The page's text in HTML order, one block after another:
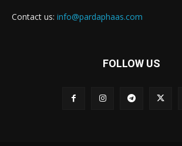
Contact us: info@pardaphaas.com
FOLLOW US